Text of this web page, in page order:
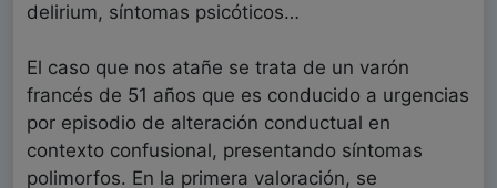
delirium, síntomas psicóticos…
El caso que nos atañe se trata de un varón
francés de 51 años que es conducido a urgencias
por episodio de alteración conductual en
contexto confusional, presentando síntomas
polimorfos. En la primera valoración, se